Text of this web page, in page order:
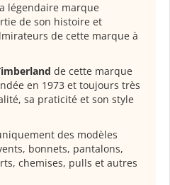
légendaire marque
de son histoire et
de cette marque à
de cette marque
en 1973 et toujours très
sa praticité et son style
des modèles
bonnets, pantalons,
chemises, pulls et autres